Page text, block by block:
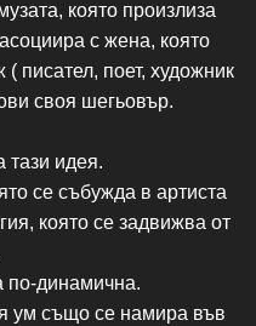
която произлиза
с жена, която
писател, поет, художник
своя шегьовър.
тази идея.
се събужда в артиста
която се задвижва от
по-динамична.
ум също се намира във